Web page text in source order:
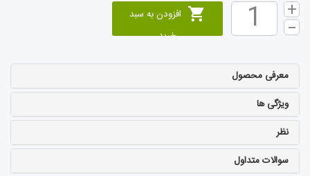
افزودن به سبد
خرید
معرفی محصول
ویژگی ها
نظر
سوالات متداول